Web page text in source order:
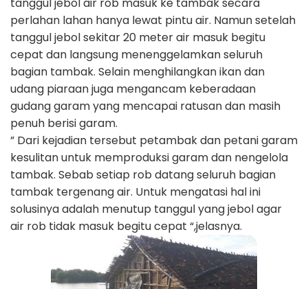
perlahan lahan hanya lewat pintu air. Namun setelah
tanggul jebol sekitar 20 meter air masuk begitu
cepat dan langsung menenggelamkan seluruh
bagian tambak. Selain menghilangkan ikan dan
udang piaraan juga mengancam keberadaan
gudang garam yang mencapai ratusan dan masih
penuh berisi garam.
” Dari kejadian tersebut petambak dan petani garam
kesulitan untuk memproduksi garam dan nengelola
tambak. Sebab setiap rob datang seluruh bagian
tambak tergenang air. Untuk mengatasi hal ini
solusinya adalah menutup tanggul yang jebol agar
air rob tidak masuk begitu cepat “,jelasnya.